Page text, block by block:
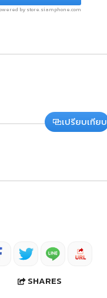
by store.siamphone.com
เปรียบเทียบ
SHARES